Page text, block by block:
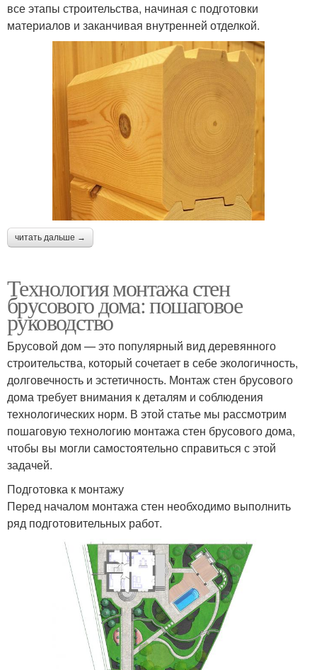
все этапы строительства, начиная с подготовки
материалов и заканчивая внутренней отделкой.
читать дальше →
Технология монтажа стен
брусового дома: пошаговое
руководство
Брусовой дом — это популярный вид деревянного
строительства, который сочетает в себе экологичность,
долговечность и эстетичность. Монтаж стен брусового
дома требует внимания к деталям и соблюдения
технологических норм. В этой статье мы рассмотрим
пошаговую технологию монтажа стен брусового дома,
чтобы вы могли самостоятельно справиться с этой
задачей.
Подготовка к монтажу
Перед началом монтажа стен необходимо выполнить
ряд подготовительных работ.